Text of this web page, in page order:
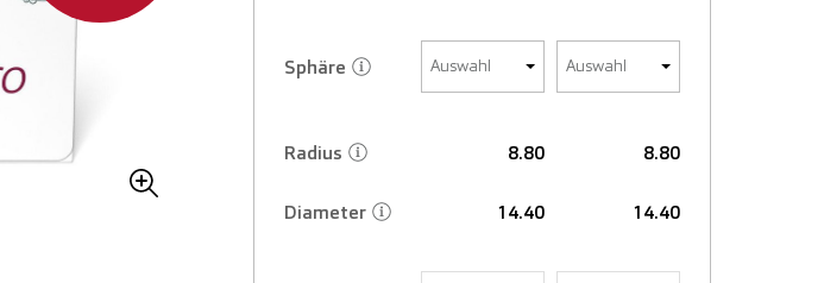
Sphäre Auswahl Auswahl
Radius 8.80 8.80
Diameter 14.40 14.40